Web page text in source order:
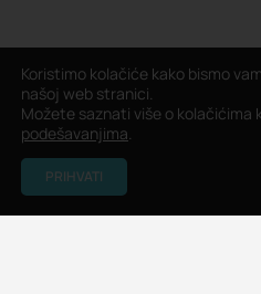
Koristimo kolačiće kako bismo
našoj web stranici.
Možete saznati više o kolačićima
podešavanjima.
PRIHVATI